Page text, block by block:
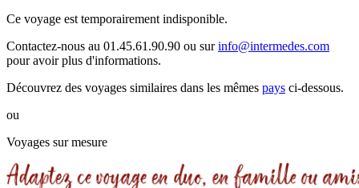
Ce voyage est temporairement indisponible.
Contactez-nous au 01.45.61.90.90 ou surinfo@intermedes.com
pour avoir plus d'informations.
Découvrez des voyages similaires dans les mêmes pays ci-dessous.
ou
Voyages sur mesure